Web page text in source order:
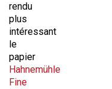
rendu
plus
intéressant
le
papier
Hahnemühle
Fine